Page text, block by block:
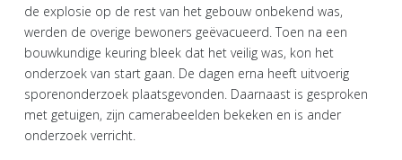
de explosie op de rest van het gebouw onbekend was,
werden de overige bewoners geëvacueerd. Toen na een
bouwkundige keuring bleek dat het veilig was, kon het
onderzoek van start gaan. De dagen erna heeft uitvoerig
sporenonderzoek plaatsgevonden. Daarnaast is gesproken
met getuigen, zijn camerabeelden bekeken en is ander
onderzoek verricht.